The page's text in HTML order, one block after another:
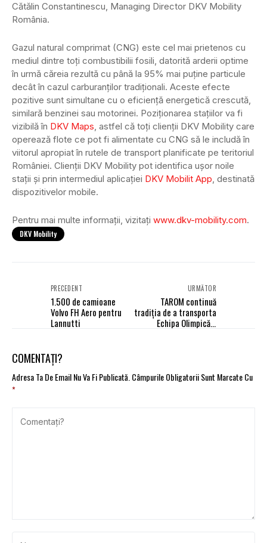
Cătălin Constantinescu, Managing Director DKV Mobility
România.
Gazul natural comprimat (CNG) este cel mai prietenos cu
mediul dintre toți combustibilii fosili, datorită arderii optime
în urmă căreia rezultă cu până la 95% mai puține particule
decât în cazul carburanților tradiționali. Aceste efecte
pozitive sunt simultane cu o eficiență energetică crescută,
similară benzinei sau motorinei. Poziționarea stațiilor va fi
vizibilă în DKV Maps, astfel că toți clienții DKV Mobility care
operează flote ce pot fi alimentate cu CNG să le includă în
viitorul apropiat în rutele de transport planificate pe teritoriul
României. Clienții DKV Mobility pot identifica ușor noile
stații și prin intermediul aplicației DKV Mobilit App, destinată
dispozitivelor mobile.
Pentru mai multe informații, vizitați www.dkv-mobility.com.
DKV Mobility
PRECEDENT
1.500 de camioane
Volvo FH Aero pentru
Lannutti
URMĂTOR
TAROM continuă
tradiția de a transporta
Echipa Olimpică a
COMENTAȚI?
Adresa Ta De Email Nu Va Fi Publicată. Câmpurile Obligatorii Sunt Marcate Cu
*